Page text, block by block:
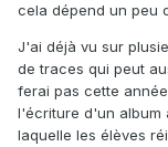
cela dépend un peu
J'ai déjà vu sur
de traces qui peut
ferai pas cette
l'écriture d'un album
laquelle les élèves